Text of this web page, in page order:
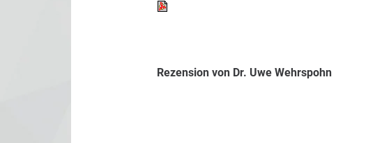
Rezension von Dr. Uwe Wehrspohn